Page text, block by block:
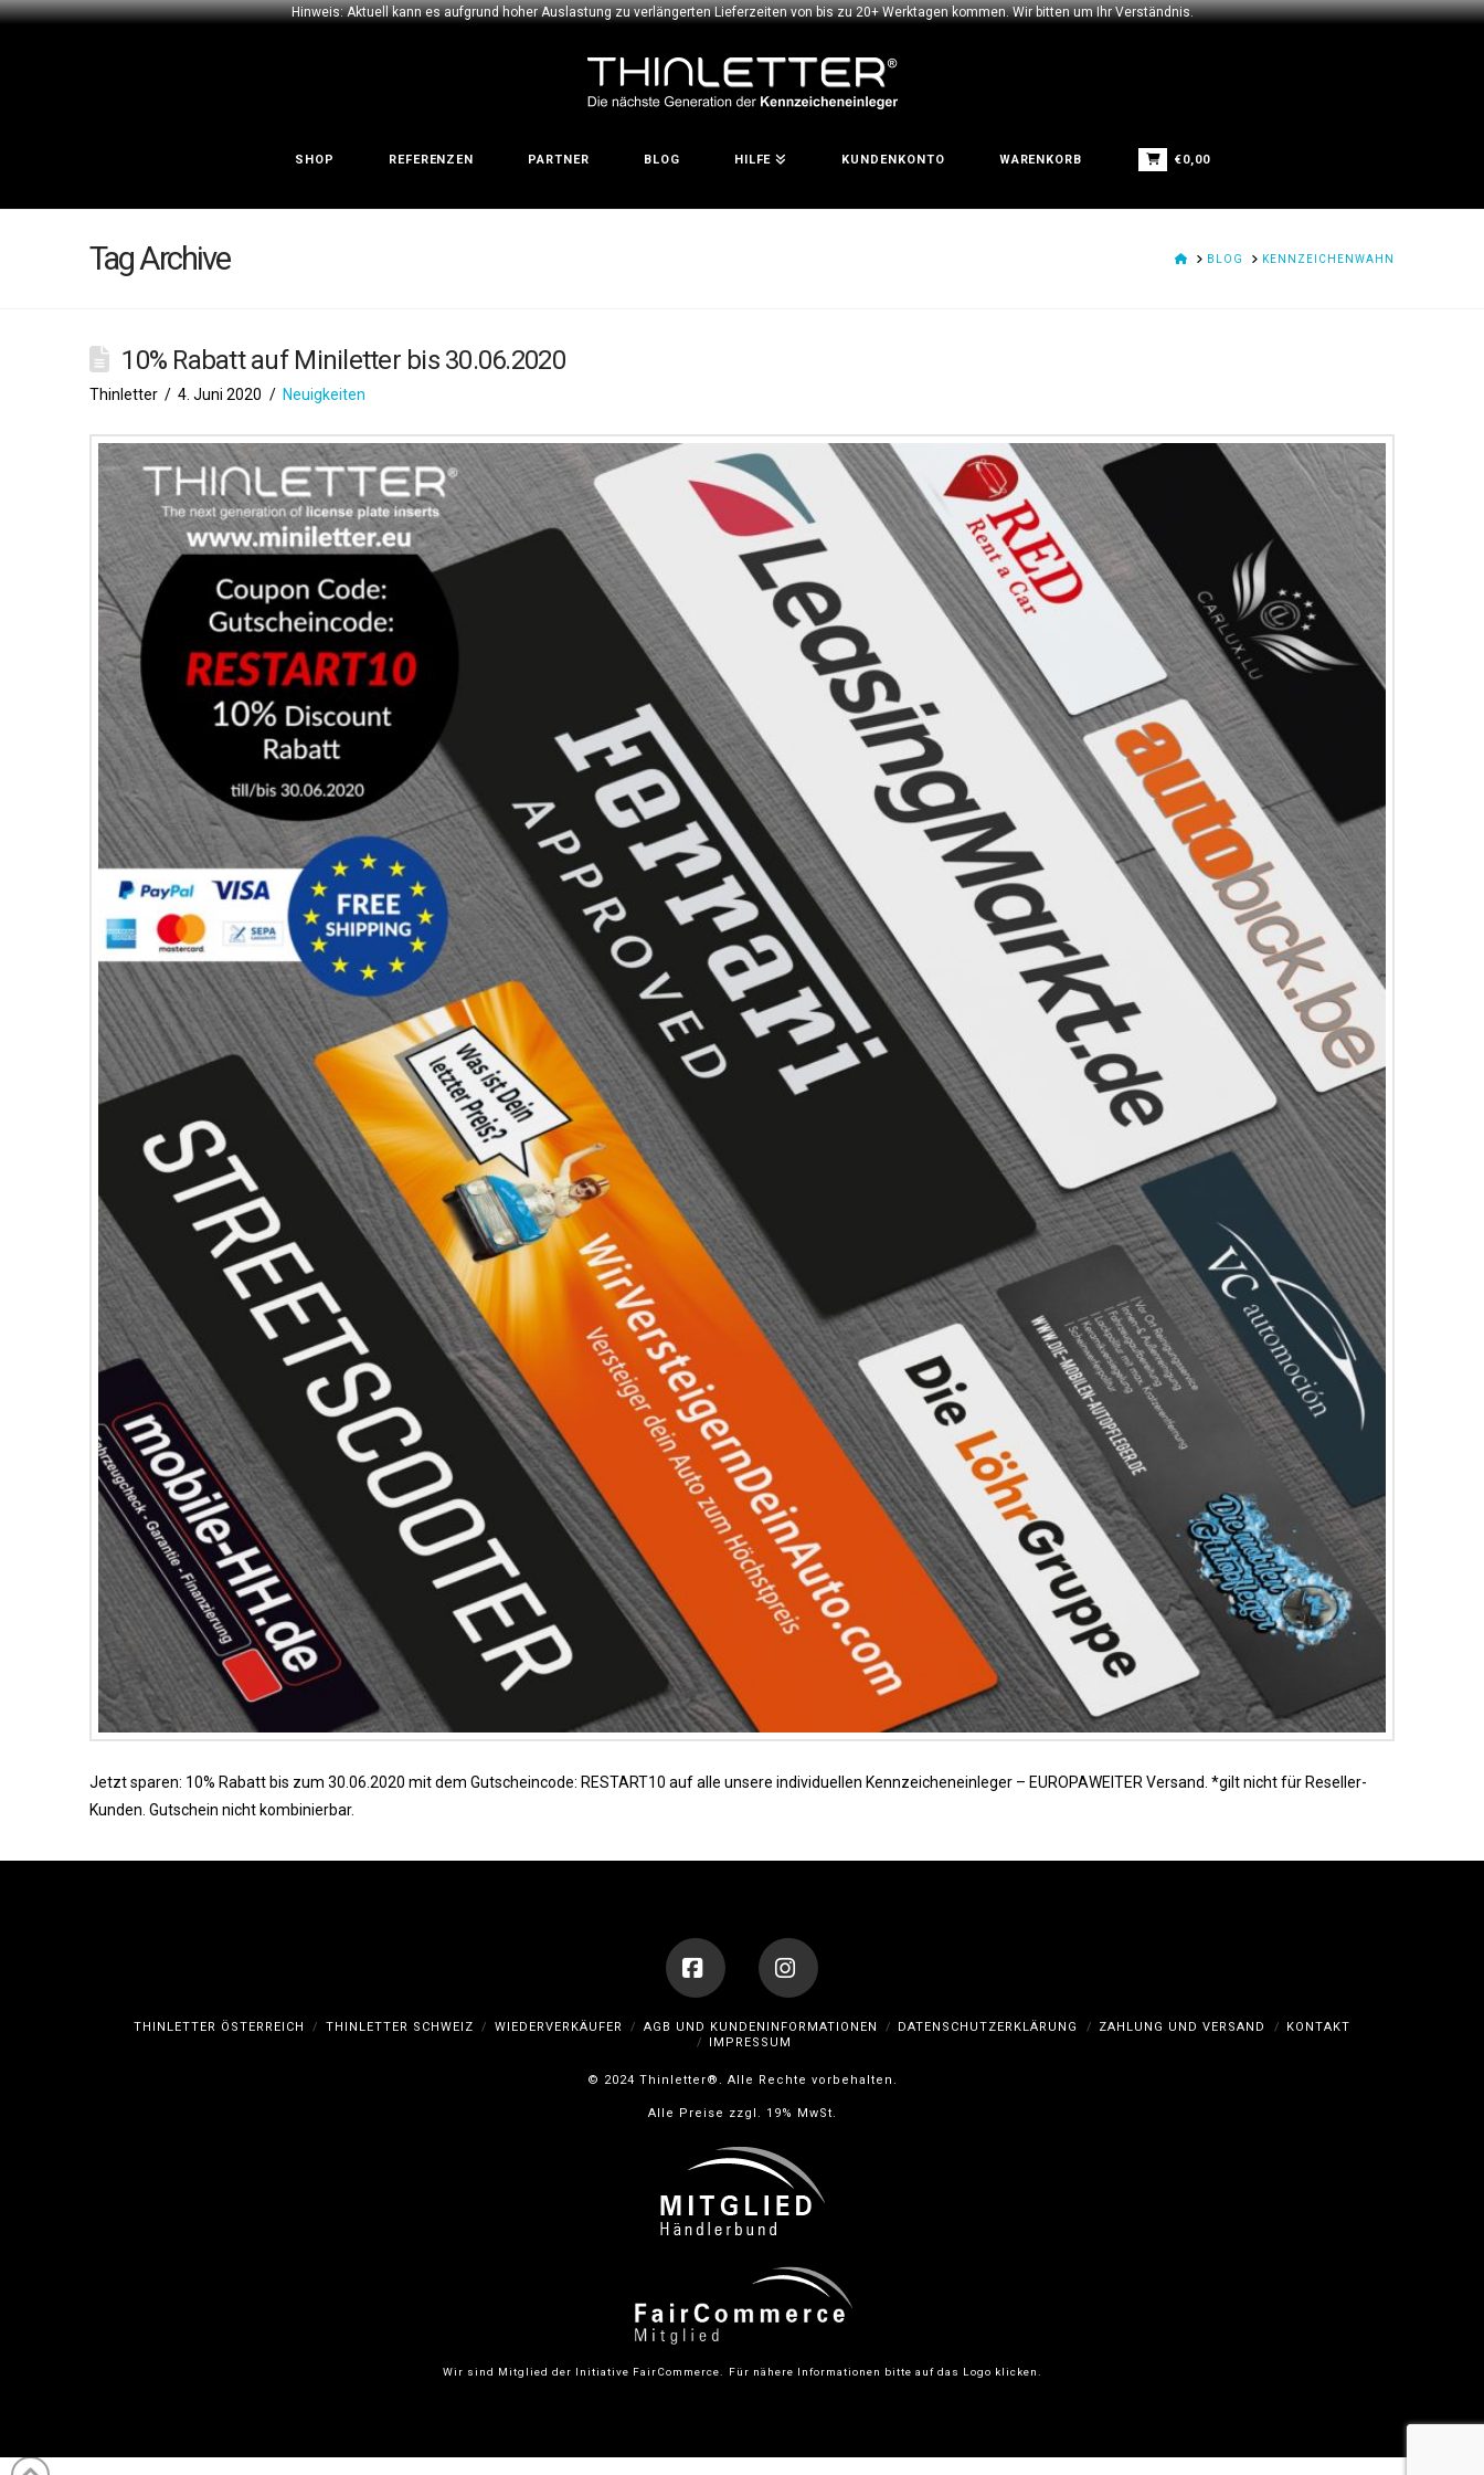
Hinweis: Aktuell kann es aufgrund hoher Auslastung zu verlängerten Lieferzeiten von bis zu 20+ Werktagen kommen. Wir bitten um Ihr Verständnis.
SHOP REFERENZEN PARTNER BLOG HILFE KUNDENKONTO WARENKORB €0,00
Tag Archive HOMEBLOG KENNZEICHENWAHN
10% Rabatt auf Miniletter bis 30.06.2020
Thinletter 4. Juni 2020 Neuigkeiten
Jetzt sparen: 10% Rabatt bis zum 30.06.2020 mit dem Gutscheincode: RESTART10 auf alle unsere individuellen Kennzeicheneinleger – EUROPAWEITER Versand. *gilt nicht für Reseller-
Kunden. Gutschein nicht kombinierbar.
FacebookInstagram
THINLETTER ÖSTERREICH THINLETTER SCHWEIZ WIEDERVERKÄUFER AGB UND KUNDENINFORMATIONEN DATENSCHUTZERKLÄRUNG ZAHLUNG UND VERSAND
KONTAKT
IMPRESSUM
© 2024 Thinletter®. Alle Rechte vorbehalten.
Alle Preise zzgl. 19% MwSt.
Wir sind Mitglied der Initiative FairCommerce. Für nähere Informationen bitte auf das Logo klicken.